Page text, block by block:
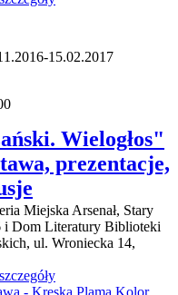
15.02.2017
Wielogłos"
prezentacje,
Miejska Arsenał, Stary
i Dom Literatury Biblioteki
ul. Wroniecka 14,